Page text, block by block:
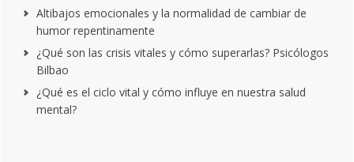
Altibajos emocionales y la normalidad de cambiar de
humor repentinamente
¿Qué son las crisis vitales y cómo superarlas? Psicólogos
Bilbao
¿Qué es el ciclo vital y cómo influye en nuestra salud
mental?